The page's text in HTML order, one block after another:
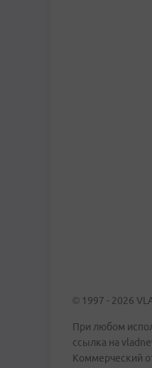
© 1997 - 2026
При любом
ссылка на
Коммерческий